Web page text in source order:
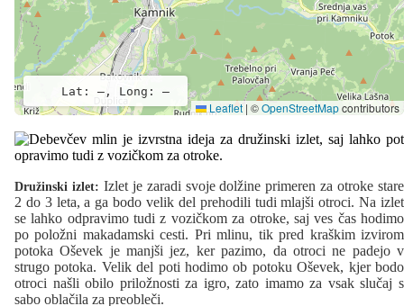
Lat: –, Long: –
Leaflet | ©OpenStreetMapcontributors
Družinski izlet: Izlet je zaradi svoje dolžine primeren za otroke stare
2 do 3 leta, a ga bodo velik del prehodili tudi mlajši otroci. Na izlet
se lahko odpravimo tudi z vozičkom za otroke, saj ves čas hodimo
po položni makadamski cesti. Pri mlinu, tik pred kraškim izvirom
potoka Oševek je manjši jez, ker pazimo, da otroci ne padejo v
strugo potoka. Velik del poti hodimo ob potoku Oševek, kjer bodo
otroci našli obilo priložnosti za igro, zato imamo za vsak slučaj s
sabo oblačila za preobleči.